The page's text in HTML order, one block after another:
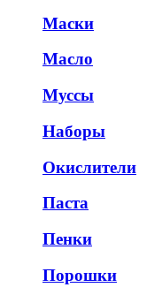
Маски
Масло
Муссы
Наборы
Окислители
Паста
Пенки
Порошки